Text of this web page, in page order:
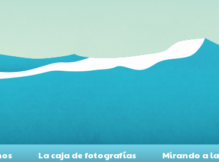
La caja de fotografías Mirando a